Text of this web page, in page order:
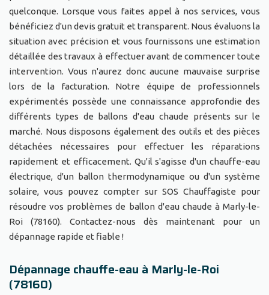
quelconque. Lorsque vous faites appel à nos services, vous
bénéficiez d'un devis gratuit et transparent. Nous évaluons la
situation avec précision et vous fournissons une estimation
détaillée des travaux à effectuer avant de commencer toute
intervention. Vous n'aurez donc aucune mauvaise surprise
lors de la facturation. Notre équipe de professionnels
expérimentés possède une connaissance approfondie des
différents types de ballons d'eau chaude présents sur le
marché. Nous disposons également des outils et des pièces
détachées nécessaires pour effectuer les réparations
rapidement et efficacement. Qu'il s'agisse d'un chauffe-eau
électrique, d'un ballon thermodynamique ou d'un système
solaire, vous pouvez compter sur SOS Chauffagiste pour
résoudre vos problèmes de ballon d'eau chaude à Marly-le-
Roi (78160). Contactez-nous dès maintenant pour un
dépannage rapide et fiable !
Dépannage chauffe-eau à Marly-le-Roi
(78160)